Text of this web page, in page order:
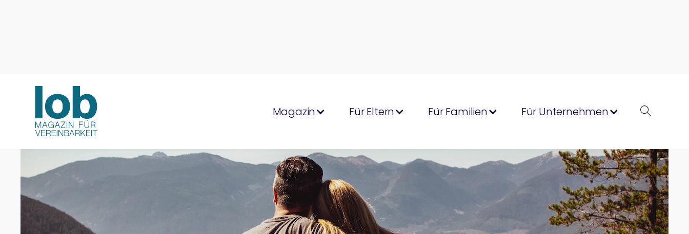
Magazin Für Eltern Für Familien Für Unternehmen